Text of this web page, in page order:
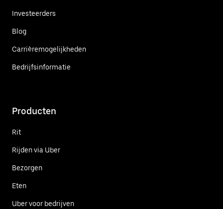
Investeerders
Blog
Carrièremogelijkheden
Bedrijfsinformatie
Producten
Rit
Rijden via Uber
Bezorgen
Eten
Uber voor bedrijven